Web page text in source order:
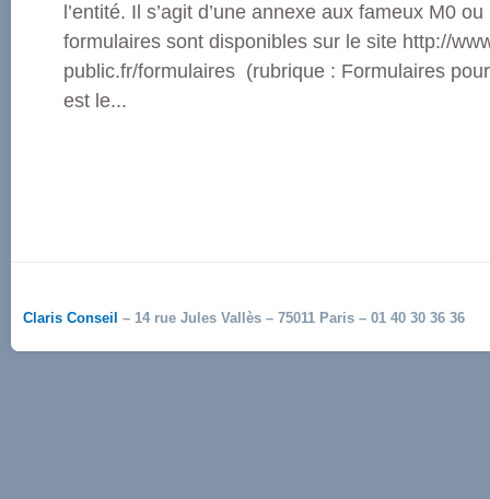
l’entité. Il s’agit d’une annexe aux fameux M0
formulaires sont disponibles sur le site http://
public.fr/formulaires (rubrique : Formulaires
est le...
Claris Conseil – 14 rue Jules Vallès – 75011 Paris – 01 40 30 36 36